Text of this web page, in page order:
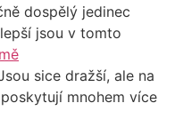
dospělý jedinec
jsou v tomto
sice dražší, ale na
mnohem více